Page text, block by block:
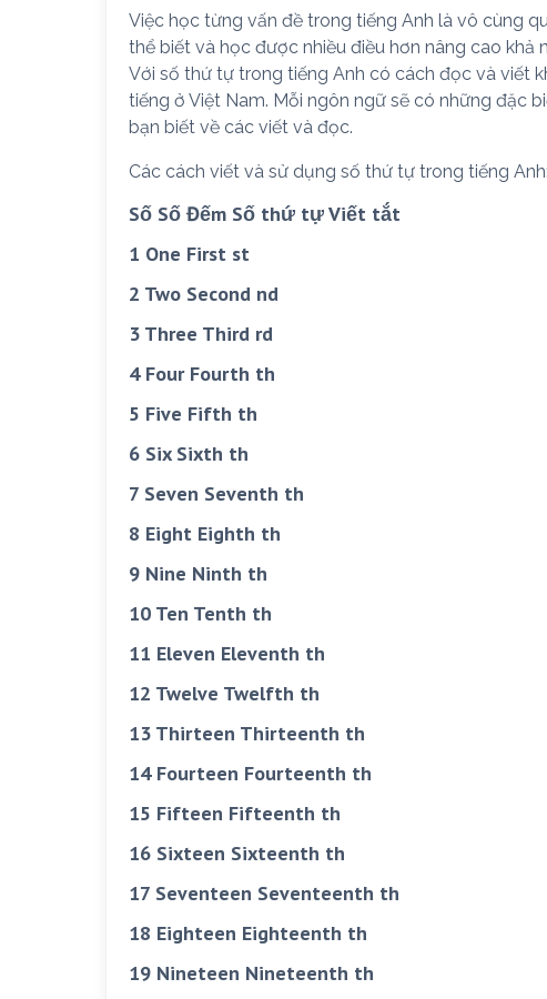
Việc học từng vấn đề trong tiếng Anh là vô cùng
thể biết và học được nhiều điều hơn nâng cao
Với số thứ tự trong tiếng Anh có cách đọc và viết
tiếng ở Việt Nam. Mỗi ngôn ngữ sẽ có những đặc
bạn biết về các viết và đọc.
Các cách viết và sử dụng số thứ tự trong tiếng Anh:
Số Số Đếm Số thứ tự Viết tắt
1 One First st
2 Two Second nd
3 Three Third rd
4 Four Fourth th
5 Five Fifth th
6 Six Sixth th
7 Seven Seventh th
8 Eight Eighth th
9 Nine Ninth th
10 Ten Tenth th
11 Eleven Eleventh th
12 Twelve Twelfth th
13 Thirteen Thirteenth th
14 Fourteen Fourteenth th
15 Fifteen Fifteenth th
16 Sixteen Sixteenth th
17 Seventeen Seventeenth th
18 Eighteen Eighteenth th
19 Nineteen Nineteenth th